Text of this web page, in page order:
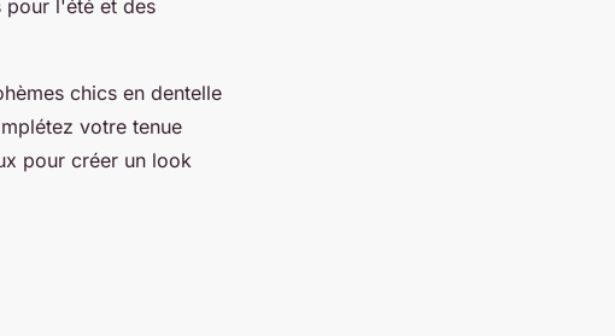
pour l'été et des
chics en dentelle
votre tenue
pour créer un look